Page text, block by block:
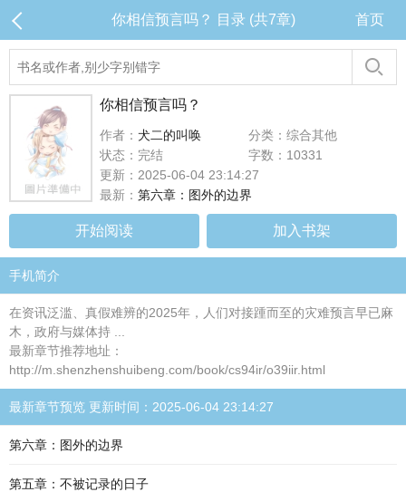
你相信预言吗？ 目录 (共7章) 首页
你相信预言吗？
作者： 犬二的叫唤
分类：综合其他
状态：完结
字数：10331
更新：2025-06-04 23:14:27
最新： 第六章：图外的边界
开始阅读 加入书架
手机简介
在资讯泛滥、真假难辨的2025年，人们对接踵而至的灾难预言早已麻
木，政府与媒体持 ...
最新章节推荐地址：
http://m.shenzhenshuibeng.com/book/cs94ir/o39iir.html
最新章节预览 更新时间：2025-06-04 23:14:27
第六章：图外的边界
第五章：不被记录的日子